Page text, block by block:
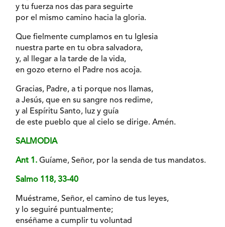
y tu fuerza nos das para seguirte
por el mismo camino hacia la gloria.
Que fielmente cumplamos en tu Iglesia
nuestra parte en tu obra salvadora,
y, al llegar a la tarde de la vida,
en gozo eterno el Padre nos acoja.
Gracias, Padre, a ti porque nos llamas,
a Jesús, que en su sangre nos redime,
y al Espíritu Santo, luz y guía
de este pueblo que al cielo se dirige. Amén.
SALMODIA
Ant 1. Guíame, Señor, por la senda de tus mandatos.
Salmo 118, 33-40
Muéstrame, Señor, el camino de tus leyes,
y lo seguiré puntualmente;
enséñame a cumplir tu voluntad